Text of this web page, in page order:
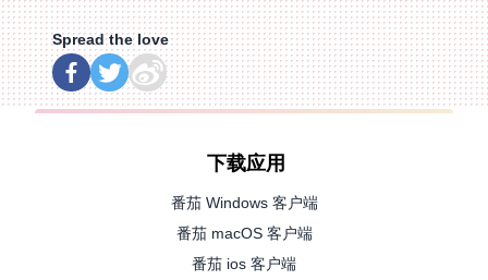
Spread the love
下载应用
番茄 Windows 客户端
番茄 macOS 客户端
番茄 ios 客户端